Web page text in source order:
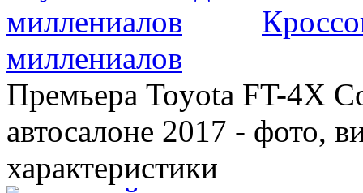
миллениалов
Премьера Toyota FT-4X
автосалоне 2017 - фото,
характеристики